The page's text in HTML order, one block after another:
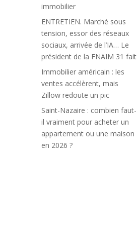
immobilier
ENTRETIEN. Marché sous
tension, essor des réseaux
sociaux, arrivée de l’IA… Le
président de la FNAIM 31 fait
Immobilier américain : les
ventes accélèrent, mais
Zillow redoute un pic
Saint-Nazaire : combien faut-
il vraiment pour acheter un
appartement ou une maison
en 2026 ?